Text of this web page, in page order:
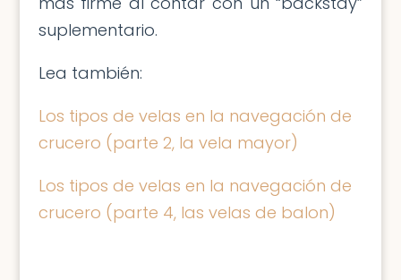
suplementario.
Lea también:
Los tipos de velas en la navegación de
crucero (parte 2, la vela mayor)
Los tipos de velas en la navegación de
crucero (parte 4, las velas de balon)